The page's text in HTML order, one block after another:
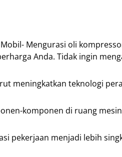
Mobil- Mengurasi oli
Anda. Tidak ingin
meningkatkan teknologi
komponen di ruang
pekerjaan menjadi lebih